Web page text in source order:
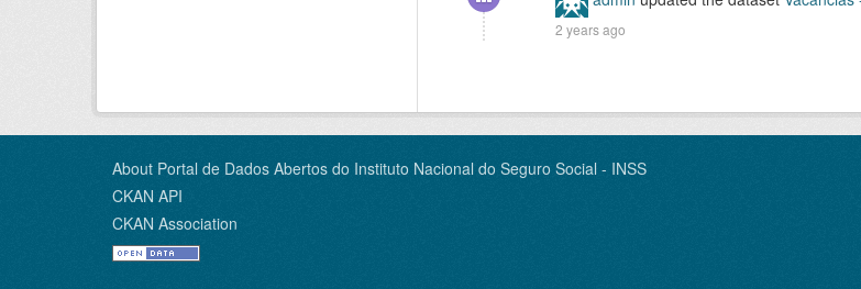
2 years ago
About Portal de Dados Abertos do Instituto Nacional do Seguro Social - INSS
CKAN API
CKAN Association